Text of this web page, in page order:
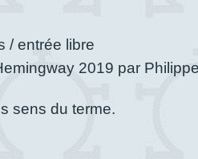
/ entrée libre
2019 par
sens du terme.